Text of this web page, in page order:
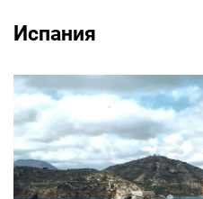
Испания